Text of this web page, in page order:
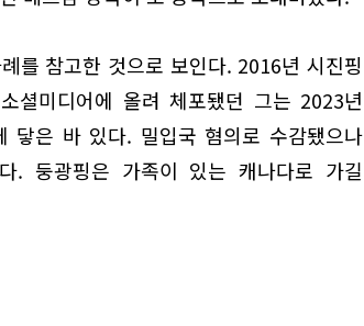
를 참고한 것으로 보인다. 2016년 시진핑
셜미디어에 올려 체포됐던 그는 2023년
닿은 바 있다. 밀입국 혐의로 수감됐으나
. 둥광핑은 가족이 있는 캐나다로 가길